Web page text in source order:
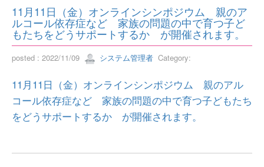
11月11日（金）オンラインシンポジウム 親のア
ルコール依存症など 家族の問題の中で育つ子ど
もたちをどうサポートするか が開催されます。
posted : 2022/11/09 システム管理者 Category:
11月11日（金）オンラインシンポジウム 親のアル
コール依存症など 家族の問題の中で育つ子どもたち
をどうサポートするか が開催されます。